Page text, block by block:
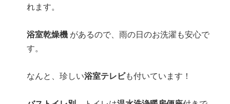
れます。
浴室乾燥機があるので、雨の日のお洗濯も安心で
す。
なんと、珍しい浴室テレビも付いています！